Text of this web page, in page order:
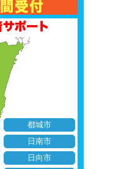
都城市
日南市
日向市